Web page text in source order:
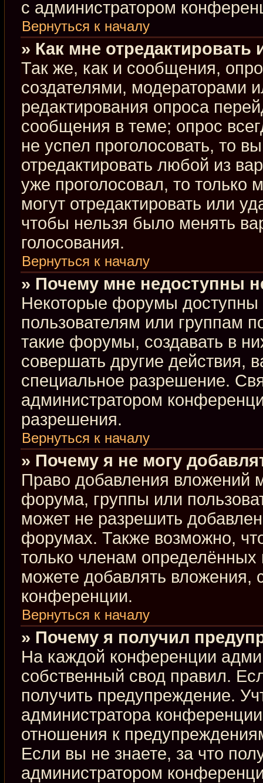
с администратором
Вернуться к началу
» Как мне отредактировать
Так же, как и сообщения,
создателями, модераторами
редактирования опроса
сообщения в теме; опрос
не успел проголосовать, то
отредактировать любой из
уже проголосовал, то
могут отредактировать или
чтобы нельзя было менять
голосования.
Вернуться к началу
» Почему мне недоступны
Некоторые форумы доступны
пользователям или группам
такие форумы, создавать в
совершать другие действия,
специальное разрешение.
администратором
разрешения.
Вернуться к началу
» Почему я не могу
Право добавления вложений
форума, группы или
может не разрешить
форумах. Также возможно,
только членам
можете добавлять вложения,
конференции.
Вернуться к началу
» Почему я получил
На каждой конференции
собственный свод правил.
получить предупреждение.
администратора
отношения к
Если вы не знаете, за что
администратором